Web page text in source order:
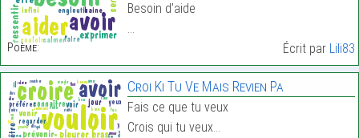
Poème:
Besoin d’aide
…
Écrit par Lili83
Croi Ki Tu Ve Mais Revien Pa
Fais ce que tu veux
Crois qui tu veux…